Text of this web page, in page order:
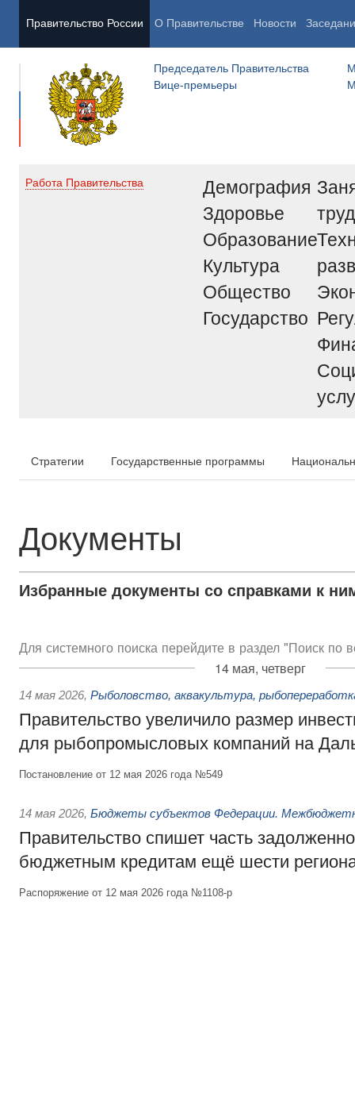
Правительство России О Правительстве Новости
Председатель Правительства
Вице-премьеры
Работа Правительства
Демография
Здоровье
Образование
Культура
Общество
Государство
труд
Стратегии Государственные программы
Документы
Избранные документы со справками к
Для системного поиска перейдите в раздел "Поиск по
14 мая, четверг
14 мая 2026, Рыболовство, аквакультура,
Правительство увеличило размер
для рыбопромысловых компаний на
Постановление от 12 мая 2026 года №549
14 мая 2026, Бюджеты субъектов Федерации.
Правительство спишет часть
бюджетным кредитам ещё шести
Распоряжение от 12 мая 2026 года №1108-р